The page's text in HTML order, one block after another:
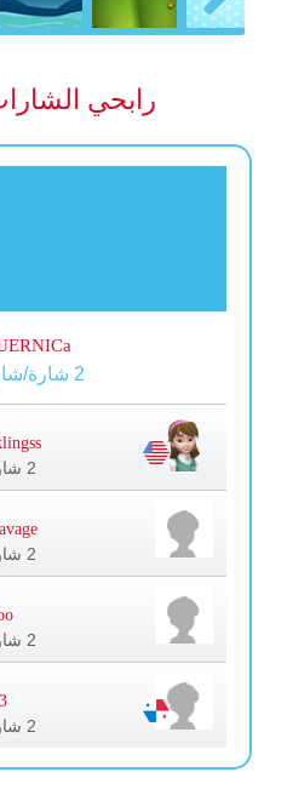
Next
رابحي
2 شارة/شارات
2 شارة/شارات
2 شارة/شارات
2 شارة/شارات
2 شارة/شارات